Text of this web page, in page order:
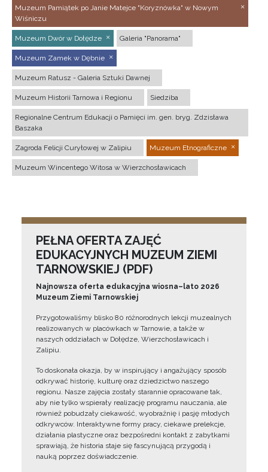
Muzeum Pamiątek po Janie Matejce "Koryznówka" w Nowym
Wiśniczu
Muzeum Dwór w Dołędze Galeria "Panorama"
Muzeum Zamek w Dębnie
Muzeum Ratusz - Galeria Sztuki Dawnej
Muzeum Historii Tarnowa i Regionu Siedziba
Regionalne Centrum Edukacji o Pamięci im. gen. bryg. Zdzisława
Baszaka
Zagroda Felicji Curyłowej w Zalipiu Muzeum Etnograficzne
Muzeum Wincentego Witosa w Wierzchosławicach
PEŁNA OFERTA ZAJĘĆ
EDUKACYJNYCH MUZEUM ZIEMI
TARNOWSKIEJ (PDF)
Najnowsza oferta edukacyjna wiosna–lato 2026
Muzeum Ziemi Tarnowskiej
Przygotowaliśmy blisko 80 różnorodnych lekcji muzealnych
realizowanych w placówkach w Tarnowie, a także w
naszych oddziałach w Dołędze, Wierzchosławicach i
Zalipiu.
To doskonała okazja, by w inspirujący i angażujący sposób
odkrywać historię, kulturę oraz dziedzictwo naszego
regionu. Nasze zajęcia zostały starannie opracowane tak,
aby nie tylko wspierały realizację programu nauczania, ale
również pobudzały ciekawość, wyobraźnię i pasję młodych
odkrywców. Interaktywne formy pracy, ciekawe prelekcje,
działania plastyczne oraz bezpośredni kontakt z zabytkami
sprawiają, że historia staje się fascynującą przygodą i
nauką poprzez doświadczenie.